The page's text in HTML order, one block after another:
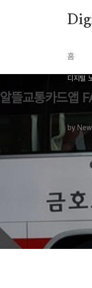
홈
디지털
알뜰교통카드앱
by